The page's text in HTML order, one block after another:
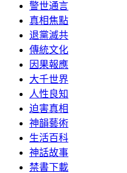
警世通言
真相焦點
退黨滅共
傳統文化
因果報應
大千世界
人性良知
迫害真相
神韻藝術
生活百科
神話故事
禁書下載